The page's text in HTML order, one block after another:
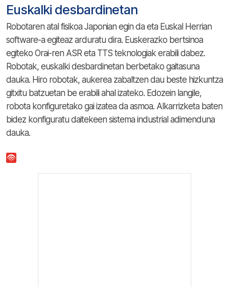
Euskalki desbardinetan
Robotaren atal fisikoa Japonian egin da eta Euskal Herrian
software-a egiteaz arduratu dira. Euskerazko bertsinoa
egiteko Orai-ren ASR eta TTS teknologiak erabili dabez.
Robotak, euskalki desbardinetan berbetako gaitasuna
dauka. Hiro robotak, aukerea zabaltzen dau beste hizkuntza
gitxitu batzuetan be erabili ahal izateko. Edozein langile,
robota konfiguretako gai izatea da asmoa. Alkarrizketa baten
bidez konfiguratu daitekeen sistema industrial adimenduna
dauka.